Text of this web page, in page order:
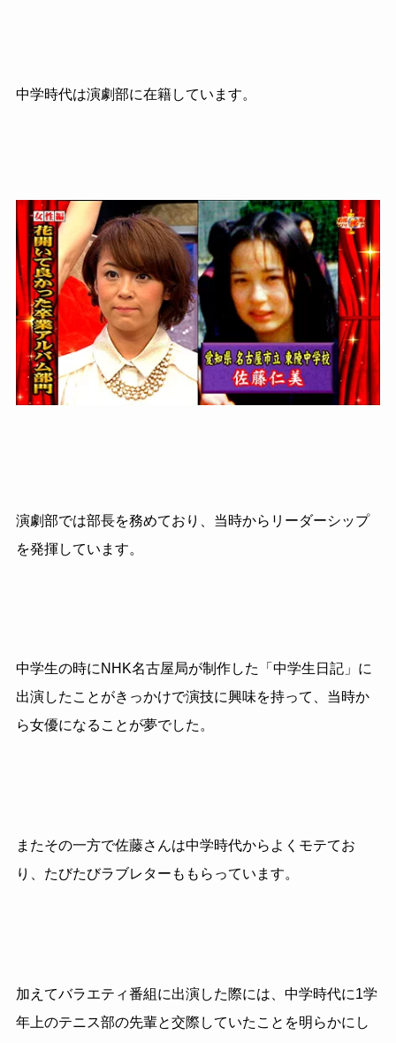
中学時代は演劇部に在籍しています。
演劇部では部長を務めており、当時からリーダーシップ
を発揮しています。
中学生の時にNHK名古屋局が制作した「中学生日記」に
出演したことがきっかけで演技に興味を持って、当時か
ら女優になることが夢でした。
またその一方で佐藤さんは中学時代からよくモテてお
り、たびたびラブレターももらっています。
加えてバラエティ番組に出演した際には、中学時代に1学
年上のテニス部の先輩と交際していたことを明らかにし